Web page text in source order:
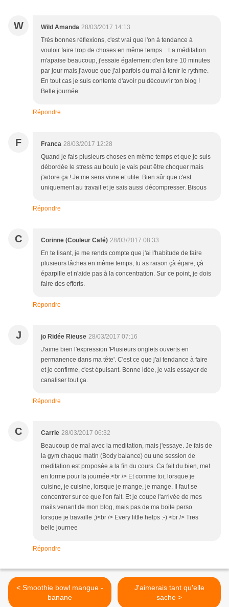
W Wild Amanda 28/03/2017 14:13
Très bonnes réflexions, c'est vrai que l'on à tendance à
vouloir faire trop de choses en même temps... La méditation
m'apaise beaucoup, j'essaie également d'en faire 10 minutes
par jour mais j'avoue que j'ai parfois du mal à tenir le rythme.
En tout cas je suis contente d'avoir pu découvrir ton blog !
Belle journée
Répondre
F Franca 28/03/2017 12:28
Quand je fais plusieurs choses en même temps et que je suis
débordée le stress au boulo je vais peut être choquer mais
j'adore ça ! Je me sens vivre et utile. Bien sûr que c'est
uniquement au travail et je sais aussi décompresser. Bisous
Répondre
C Corinne (Couleur Café) 28/03/2017 08:33
En te lisant, je me rends compte que j'ai l'habitude de faire
plusieurs tâches en même temps, tu as raison çà égare, çà
éparpille et n'aide pas à la concentration. Sur ce point, je dois
faire des efforts.
Répondre
J jo Ridée Rieuse 28/03/2017 07:16
J'aime bien l'expression 'Plusieurs onglets ouverts en
permanence dans ma tête'. C'est ce que j'ai tendance à faire
et je confirme, c'est épuisant. Bonne idée, je vais essayer de
canaliser tout ça.
Répondre
C Carrie 28/03/2017 06:32
Beaucoup de mal avec la meditation, mais j'essaye. Je fais de
la gym chaque matin (Body balance) ou une session de
meditation est proposée a la fin du cours. Ca fait du bien, met
en forme pour la journée.<br /> Et comme toi; lorsque je
cuisine, je cuisine, lorsque je mange, je mange. Il faut se
concentrer sur ce que l'on fait. Et je coupe l'arrivée de mes
mails venant de mon blog, mais pas de ma boite perso
lorsque je travaille ;)<br /> Every little helps :-) <br /> Tres
belle journee
Répondre
< Smoothie bowl mangue -
banane
J'aimerais tant qu'elle
sache >